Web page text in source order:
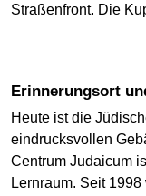
Straßenfront. Die
Erinnerungsort
Heute ist die
eindrucksvollen
Centrum Judaicum
Lernraum. Seit